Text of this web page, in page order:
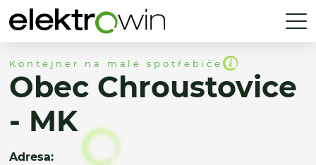
Kontejner na malé spotřebiče
Obec Chroustovice
- MK
Adresa: